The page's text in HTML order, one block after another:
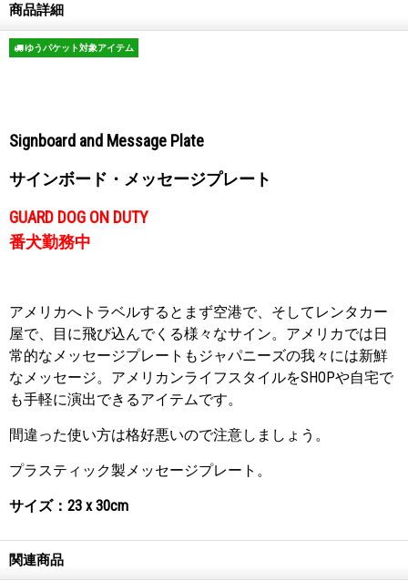
商品詳細
ゆうパケット対象アイテム
Signboard and Message Plate
サインボード・メッセージプレート
GUARD DOG ON DUTY
番犬勤務中
アメリカへトラベルするとまず空港で、そしてレンタカー
屋で、目に飛び込んでくる様々なサイン。アメリカでは日
常的なメッセージプレートもジャパニーズの我々には新鮮
なメッセージ。アメリカンライフスタイルをSHOPや自宅で
も手軽に演出できるアイテムです。
間違った使い方は格好悪いので注意しましょう。
プラスティック製メッセージプレート。
サイズ：23 x 30cm
関連商品